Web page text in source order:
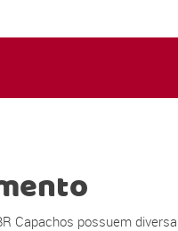
Capachos possuem